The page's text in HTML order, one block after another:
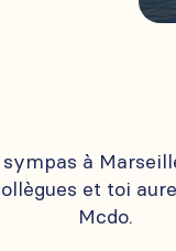
à
et toi
Mcdo.